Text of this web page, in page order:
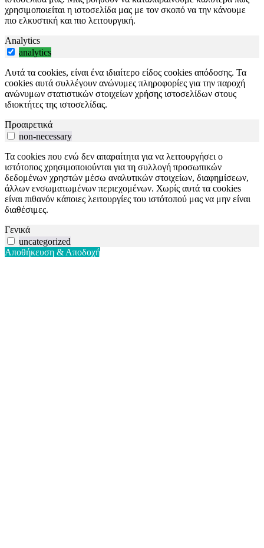
χρησιμοποιείται η ιστοσελίδα μας με τον σκοπό να την κάνουμε
πιο ελκυστική και πιο λειτουργική.
Analytics
analytics
Αυτά τα cookies, είναι ένα ιδιαίτερο είδος cookies απόδοσης. Τα
cookies αυτά συλλέγουν ανώνυμες πληροφορίες για την παροχή
ανώνυμων στατιστικών στοιχείων χρήσης ιστοσελίδων στους
ιδιοκτήτες της ιστοσελίδας.
Προαιρετικά
non-necessary
Τα cookies που ενώ δεν απαραίτητα για να λειτουργήσει ο
ιστότοπος χρησιμοποιούνται για τη συλλογή προσωπικών
δεδομένων χρηστών μέσω αναλυτικών στοιχείων, διαφημίσεων,
άλλων ενσωματωμένων περιεχομένων. Χωρίς αυτά τα cookies
είναι πιθανόν κάποιες λειτουργίες του ιστότοπού μας να μην είναι
διαθέσιμες.
Γενικά
uncategorized
Αποθήκευση & Αποδοχή